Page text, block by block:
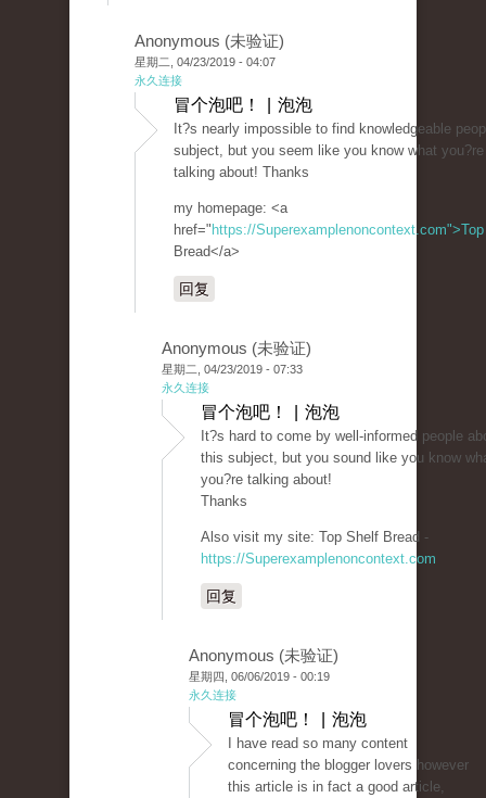
Anonymous (未验证)
星期二, 04/23/2019 - 04:07
永久连接
冒个泡吧！ | 泡泡
It?s nearly impossible to find knowledgeable
subject, but you seem like you know what you?re
talking about! Thanks
my homepage: <a
href=" https://Superexamplenoncontext.com">Top
Bread</a>
回复
Anonymous (未验证)
星期二, 04/23/2019 - 07:33
永久连接
冒个泡吧！ | 泡泡
It?s hard to come by well-informed people
this subject, but you sound like you know
you?re talking about!
Thanks
Also visit my site: Top Shelf Bread -
https://Superexamplenoncontext.com
回复
Anonymous (未验证)
星期四, 06/06/2019 - 00:19
永久连接
冒个泡吧！ | 泡泡
I have read so many content
concerning the blogger lovers however
this article is in fact a good article,